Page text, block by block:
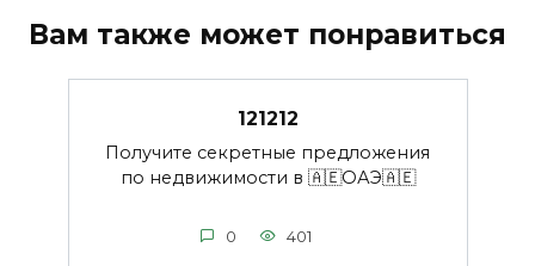
Вам также может понравиться
121212
Получите секретные предложения
по недвижимости в 🇦🇪ОАЭ🇦🇪
0 401